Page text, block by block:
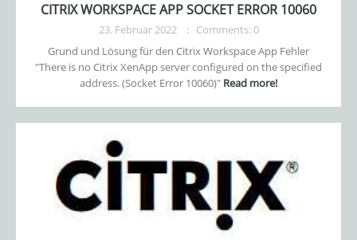
CITRIX WORKSPACE APP SOCKET ERROR 10060
23. Februar 2022
Comments: 0
Grund und Lösung für den Citrix Workspace App Fehler
"There is no Citrix XenApp server configured on the specified
address. (Socket Error 10060)" Read more!